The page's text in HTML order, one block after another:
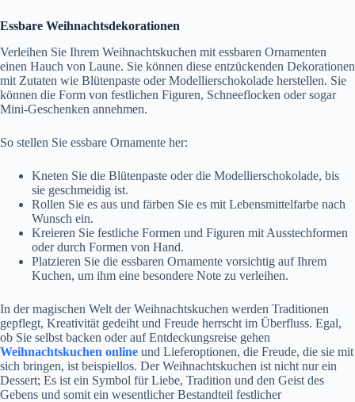
Essbare Weihnachtsdekorationen
Verleihen Sie Ihrem Weihnachtskuchen mit essbaren Ornamenten
einen Hauch von Laune. Sie können diese entzückenden Dekorationen
mit Zutaten wie Blütenpaste oder Modellierschokolade herstellen. Sie
können die Form von festlichen Figuren, Schneeflocken oder sogar
Mini-Geschenken annehmen.
So stellen Sie essbare Ornamente her:
Kneten Sie die Blütenpaste oder die Modellierschokolade, bis
sie geschmeidig ist.
Rollen Sie es aus und färben Sie es mit Lebensmittelfarbe nach
Wunsch ein.
Kreieren Sie festliche Formen und Figuren mit Ausstechformen
oder durch Formen von Hand.
Platzieren Sie die essbaren Ornamente vorsichtig auf Ihrem
Kuchen, um ihm eine besondere Note zu verleihen.
In der magischen Welt der Weihnachtskuchen werden Traditionen
gepflegt, Kreativität gedeiht und Freude herrscht im Überfluss. Egal,
ob Sie selbst backen oder auf Entdeckungsreise gehen
Weihnachtskuchen online und Lieferoptionen, die Freude, die sie mit
sich bringen, ist beispiellos. Der Weihnachtskuchen ist nicht nur ein
Dessert; Es ist ein Symbol für Liebe, Tradition und den Geist des
Gebens und somit ein wesentlicher Bestandteil festlicher